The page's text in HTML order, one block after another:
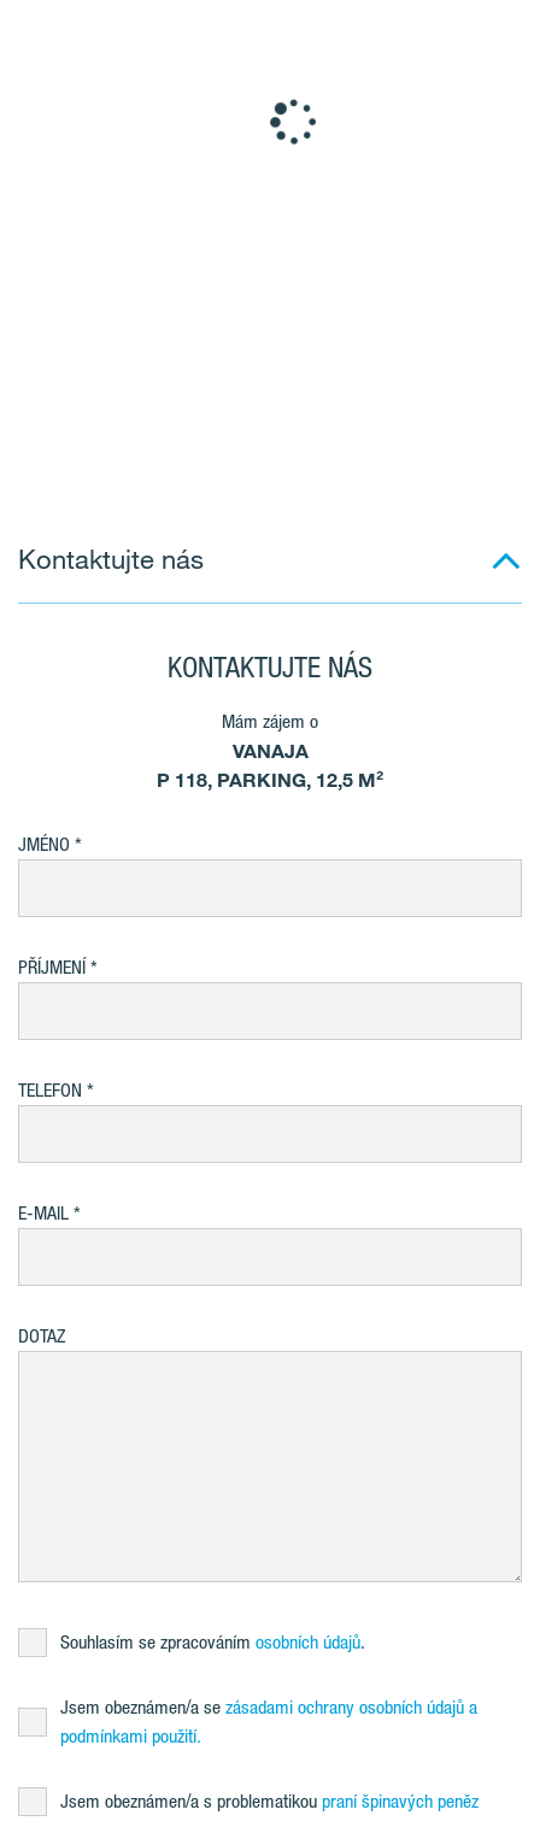
Kontaktujte nás
KONTAKTUJTE NÁS
Mám zájem o
VANAJA
P 118, PARKING, 12,5 M²
JMÉNO
PŘÍJMENÍ
TELEFON
E-MAIL
DOTAZ
Souhlasím se zpracováním osobních údajů.
Jsem obeznámen/a se zásadami ochrany osobních údajů a
podmínkami použití.
Jsem obeznámen/a s problematikou praní špinavých peněz